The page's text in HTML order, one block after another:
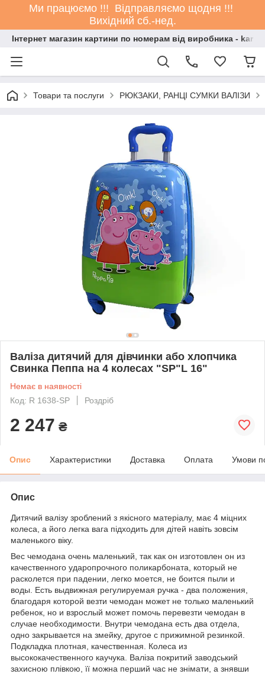
Ми працюємо !!! Відправляємо щодня !!!
Вихідний сб.-нед.
Інтернет магазин картини по номерам від виробника -
Товари та послуги РЮКЗАКИ, РАНЦІ СУМКИ ВАЛІЗИ
Валіза дитячий для дівчинки або хлопчика
Свинка Пеппа на 4 колесах "SP"L 16"
Немає в наявності
Код: R 1638-SP
Роздріб
2 247 ₴
Опис Характеристики Доставка Оплата Умови
Опис
Дитячий валізу зроблений з якісного матеріалу, має 4 міцних
колеса, а його легка вага підходить для дітей навіть зовсім
маленького віку.
Вес чемодана очень маленький, так как он изготовлен он из
качественного ударопрочного поликарбоната, который не
расколется при падении, легко моется, не боится пыли и
воды. Есть выдвижная регулируемая ручка - два положения,
благодаря которой везти чемодан может не только маленький
ребенок, но и взрослый может помочь перевезти чемодан в
случае необходимости. Внутри чемодана есть два отдела,
одно закрывается на змейку, другое с прижимной резинкой.
Подкладка плотная, качественная. Колеса из
высококачественного каучука. Валіза покритий заводський
захисною плівкою, її можна перший час не знімати, а знявши